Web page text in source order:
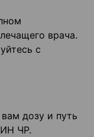
врача.
с
дозу и путь
ЧР.